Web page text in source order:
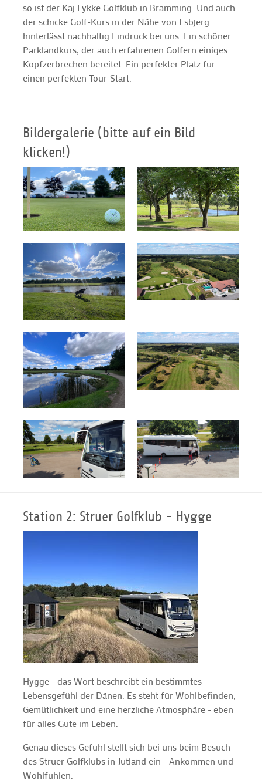
so ist der Kaj Lykke Golfklub in Bramming. Und auch
der schicke Golf-Kurs in der Nähe von Esbjerg
hinterlässt nachhaltig Eindruck bei uns. Ein schöner
Parklandkurs, der auch erfahrenen Golfern einiges
Kopfzerbrechen bereitet. Ein perfekter Platz für
einen perfekten Tour-Start.
Bildergalerie (bitte auf ein Bild
klicken!)
Station 2: Struer Golfklub - Hygge
Hygge - das Wort beschreibt ein bestimmtes
Lebensgefühl der Dänen. Es steht für Wohlbefinden,
Gemütlichkeit und eine herzliche Atmosphäre - eben
für alles Gute im Leben.
Genau dieses Gefühl stellt sich bei uns beim Besuch
des Struer Golfklubs in Jütland ein - Ankommen und
Wohlfühlen.